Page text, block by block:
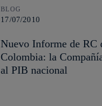
BLOG
17/07/2010
Nuevo Informe de RC
Colombia: la
al PIB nacional